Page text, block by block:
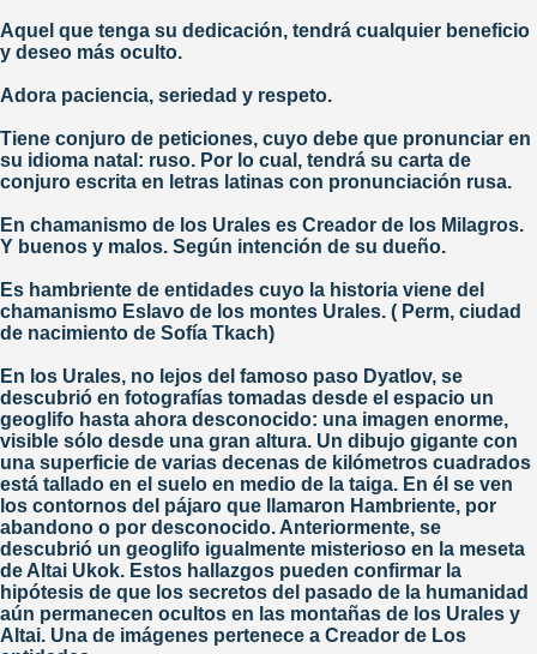
Aquel que tenga su dedicación, tendrá cualquier beneficio
y deseo más oculto.
Adora paciencia, seriedad y respeto.
Tiene conjuro de peticiones, cuyo debe que pronunciar en
su idioma natal: ruso. Por lo cual, tendrá su carta de
conjuro escrita en letras latinas con pronunciación rusa.
En chamanismo de los Urales es Creador de los Milagros.
Y buenos y malos. Según intención de su dueño.
Es hambriente de entidades cuyo la historia viene del
chamanismo Eslavo de los montes Urales. ( Perm, ciudad
de nacimiento de Sofía Tkach)
En los Urales, no lejos del famoso paso Dyatlov, se
descubrió en fotografías tomadas desde el espacio un
geoglifo hasta ahora desconocido: una imagen enorme,
visible sólo desde una gran altura. Un dibujo gigante con
una superficie de varias decenas de kilómetros cuadrados
está tallado en el suelo en medio de la taiga. En él se ven
los contornos del pájaro que llamaron Hambriente, por
abandono o por desconocido. Anteriormente, se
descubrió un geoglifo igualmente misterioso en la meseta
de Altai Ukok. Estos hallazgos pueden confirmar la
hipótesis de que los secretos del pasado de la humanidad
aún permanecen ocultos en las montañas de los Urales y
Altai. Una de imágenes pertenece a Creador de Los